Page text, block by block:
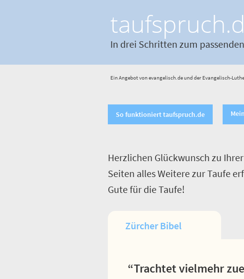
In drei Schritten zum
Ein Angebot von evangelisch.de und der Evangelisch-
So funktioniert taufspruch.de
Herzlichen Glückwunsch zu
Seiten alles Weitere zur Taufe
Gute für die Taufe!
Zürcher Bibel
“Trachtet vielmehr